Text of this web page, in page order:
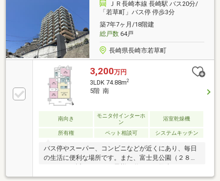
ＪＲ長崎本線 長崎駅 バス20分/
「若草町」バス停 停歩3分
築7年7ヶ月/18階建
総戸数64戸
長崎県長崎市若草町
3,200万円
3LDK 74.88m2
5階 南
南向き
モニタ付インターホ
ン
浴室乾燥機
所有権 ペット相談可 システムキッチン
バス停やスーパー、コンビニなどが近くにあり、毎日
の生活に便利な場所です。また、富士見公園（２８０
ｍ）までも近いため、お子様が遊ぶにも散歩をするに
も使えます。是非一度お部屋をご覧ください。若草町